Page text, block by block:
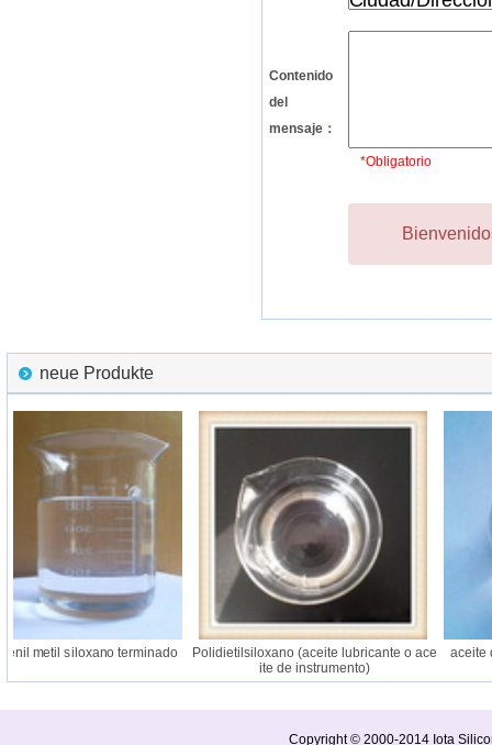
Contenido
del
mensaje：
*Obligatorio
neue Produkte
metil siloxano terminado
Polidietilsiloxano (aceite lubricante o ace
ite de instrumento)
aceite
Copyright © 2000-2014 Iota